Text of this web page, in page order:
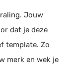
Jouw
dat je deze
template. Zo
merk en wek je